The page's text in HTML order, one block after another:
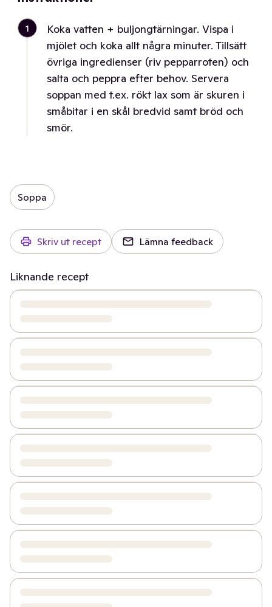
1
Koka vatten + buljongtärningar. Vispa i
mjölet och koka allt några minuter. Tillsätt
övriga ingredienser (riv pepparroten) och
salta och peppra efter behov. Servera
soppan med t.ex. rökt lax som är skuren i
småbitar i en skål bredvid samt bröd och
smör.
Soppa
Skriv ut recept Lämna feedback
Liknande recept